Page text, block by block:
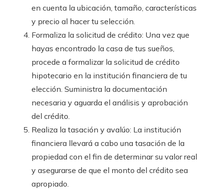
en cuenta la ubicación, tamaño, características
y precio al hacer tu selección.
Formaliza la solicitud de crédito: Una vez que
hayas encontrado la casa de tus sueños,
procede a formalizar la solicitud de crédito
hipotecario en la institución financiera de tu
elección. Suministra la documentación
necesaria y aguarda el análisis y aprobación
del crédito.
Realiza la tasación y avalúo: La institución
financiera llevará a cabo una tasación de la
propiedad con el fin de determinar su valor real
y asegurarse de que el monto del crédito sea
apropiado.